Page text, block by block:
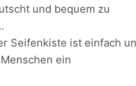
und bequem zu
Seifenkiste ist einfach
ein